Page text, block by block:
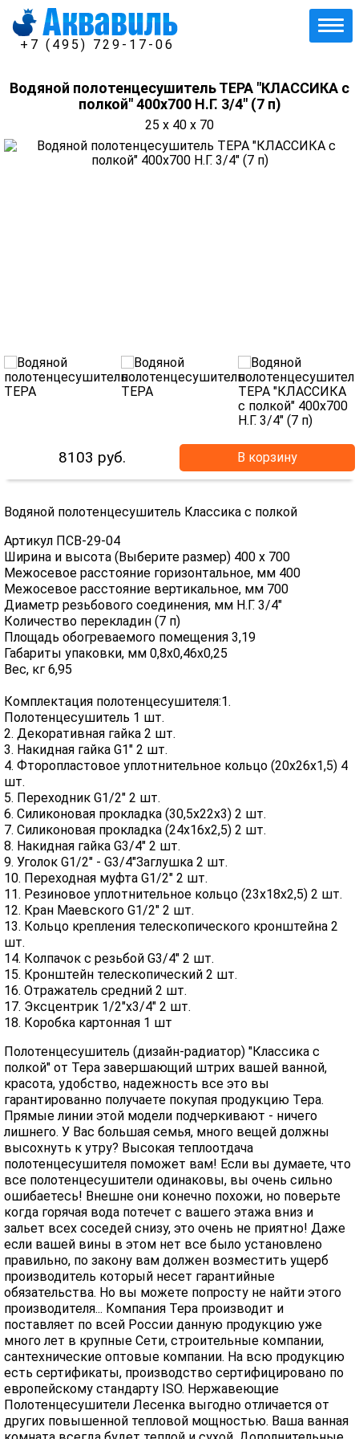
+7 (495) 729-17-06
Водяной полотенцесушитель ТЕРА "КЛАССИКА с
полкой" 400х700 Н.Г. 3/4" (7 п)
25 x 40 x 70
8103 руб. В корзину
Водяной полотенцесушитель Классика с полкой
Артикул ПСВ-29-04
Ширина и высота (Выберите размер) 400 х 700
Межосевое расстояние горизонтальное, мм 400
Межосевое расстояние вертикальное, мм 700
Диаметр резьбового соединения, мм Н.Г. 3/4"
Количество перекладин (7 п)
Площадь обогреваемого помещения 3,19
Габариты упаковки, мм 0,8х0,46х0,25
Вес, кг 6,95
Комплектация полотенцесушителя:1.
Полотенцесушитель 1 шт.
2. Декоративная гайка 2 шт.
3. Накидная гайка G1" 2 шт.
4. Фторопластовое уплотнительное кольцо (20х26х1,5) 4
шт.
5. Переходник G1/2" 2 шт.
6. Силиконовая прокладка (30,5х22х3) 2 шт.
7. Силиконовая прокладка (24х16х2,5) 2 шт.
8. Накидная гайка G3/4" 2 шт.
9. Уголок G1/2" - G3/4"Заглушка 2 шт.
10. Переходная муфта G1/2" 2 шт.
11. Резиновое уплотнительное кольцо (23х18х2,5) 2 шт.
12. Кран Маевского G1/2" 2 шт.
13. Кольцо крепления телескопического кронштейна 2
шт.
14. Колпачок с резьбой G3/4" 2 шт.
15. Кронштейн телескопический 2 шт.
16. Отражатель средний 2 шт.
17. Эксцентрик 1/2"х3/4" 2 шт.
18. Коробка картонная 1 шт
Полотенцесушитель (дизайн-радиатор) "Классика с
полкой" от Тера завершающий штрих вашей ванной,
красота, удобство, надежность все это вы
гарантированно получаете покупая продукцию Тера.
Прямые линии этой модели подчеркивают - ничего
лишнего. У Вас большая семья, много вещей должны
высохнуть к утру? Высокая теплоотдача
полотенцесушителя поможет вам! Если вы думаете, что
все полотенцесушители одинаковы, вы очень сильно
ошибаетесь! Внешне они конечно похожи, но поверьте
когда горячая вода потечет с вашего этажа вниз и
зальет всех соседей снизу, это очень не приятно! Даже
если вашей вины в этом нет все было установлено
правильно, по закону вам должен возместить ущерб
производитель который несет гарантийные
обязательства. Но вы можете попросту не найти этого
производителя... Компания Тера производит и
поставляет по всей России данную продукцию уже
много лет в крупные Сети, строительные компании,
сантехнические оптовые компании. На всю продукцию
есть сертификаты, производство сертифицировано по
европейскому стандарту ISO. Нержавеющие
Полотенцесушители Лесенка выгодно отличается от
других повышенной тепловой мощностью. Ваша ванная